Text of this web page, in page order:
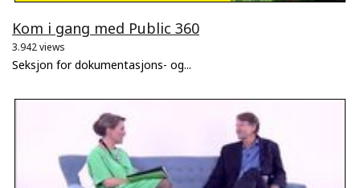
Kom i gang med Public 360
3.942 views
Seksjon for dokumentasjons- og...